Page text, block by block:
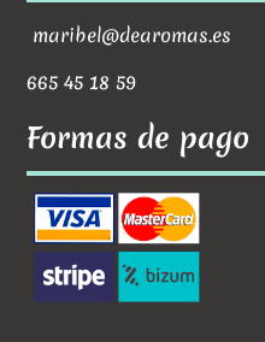
maribel@dearomas.es
665 45 18 59
Formas de pago